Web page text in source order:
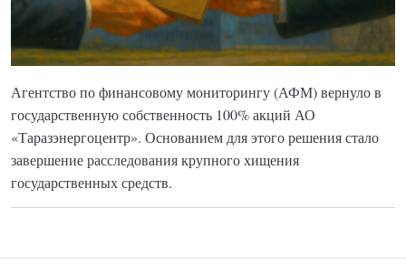
Агентство по финансовому мониторингу (АФМ) вернуло в
государственную собственность 100% акций АО
«Таразэнергоцентр». Основанием для этого решения стало
завершение расследования крупного хищения
государственных средств.